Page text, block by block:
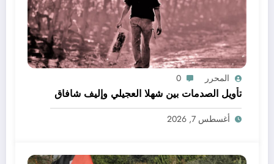
المحرر 0
تأويل الصدمات بين شهلا العجيلي وإليف شافاق
أغسطس 7, 2026